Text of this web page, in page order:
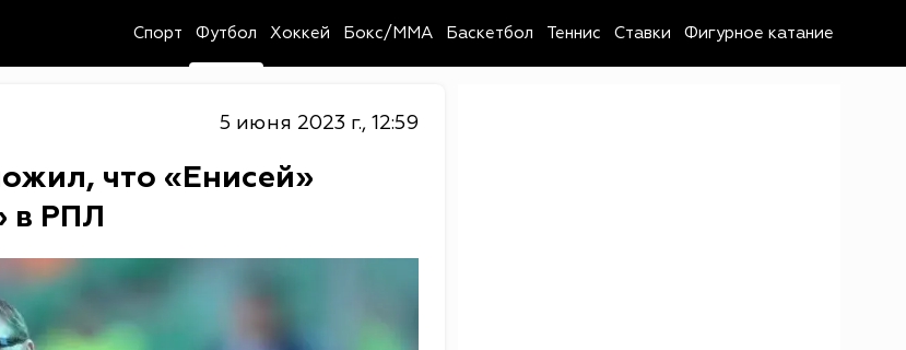
Спорт Футбол Хоккей Бокс/MMA Баскетбол Теннис Ставки Фигурное катание
5 июня 2023 г., 12:59
что «Енисей»
в РПЛ